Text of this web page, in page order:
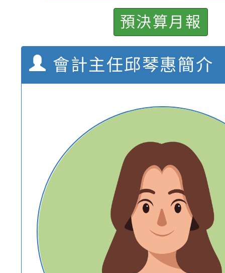
結果(第11招)
學年度第1學期第9次
結果(第3招)
預決算月報
會計主任邱琴惠簡介